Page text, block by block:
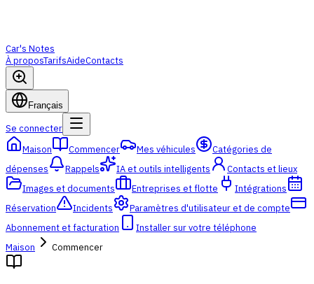
Car's Notes
À proposTarifsAideContacts
Français
Se connecter
Maison
Commencer Mes véhicules
Catégories de
dépenses
Rappels IA et outils intelligents
Contacts et lieux
Images et documents
Entreprises et flotte
Intégrations
Réservation
Incidents
Paramètres d'utilisateur et de compte
Abonnement et facturation
Installer sur votre téléphone
Maison
Commencer